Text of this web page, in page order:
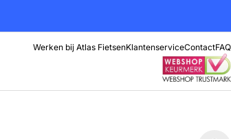
Werken bij Atlas FietsenKlantenserviceContactFAQ